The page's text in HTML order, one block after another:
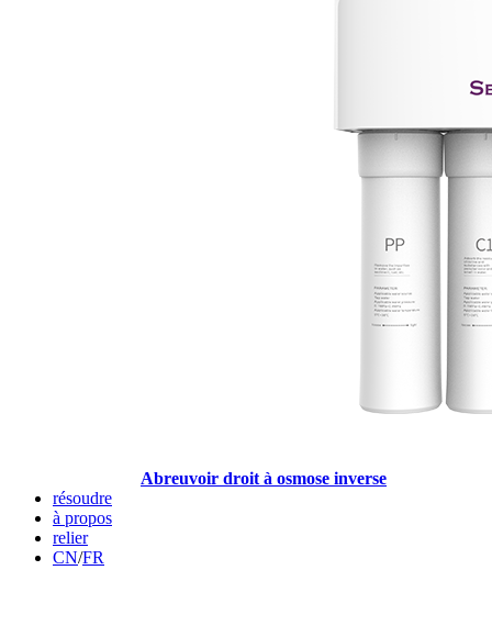
Abreuvoir droit à osmose inverse
résoudre
à propos
relier
CN/FR